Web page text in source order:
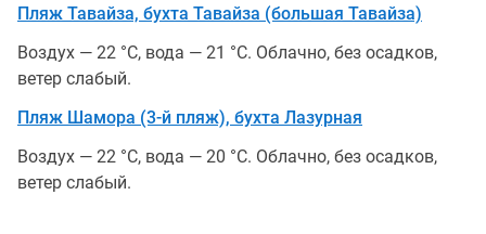
Пляж Тавайза, бухта Тавайза (большая Тавайза)
Воздух — 22 °С, вода — 21 °С. Облачно, без осадков,
ветер слабый.
Пляж Шамора (3-й пляж), бухта Лазурная
Воздух — 22 °С, вода — 20 °С. Облачно, без осадков,
ветер слабый.